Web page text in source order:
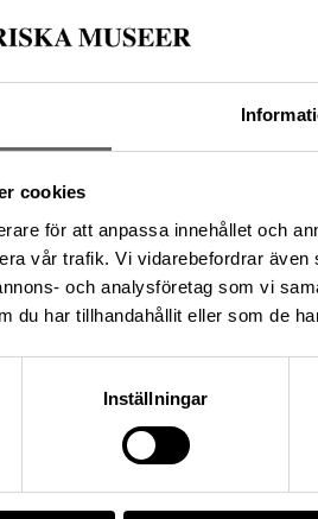
cookies
för att anpassa innehållet och
vår trafik. Vi vidarebefordrar
och analysföretag som vi
du har tillhandahållit eller som de
Inställningar
34 (Hävernick, Walter)
Socken: Hejde socken,
Gotland, Land: Sverige
Historiska museet
ABEF-473E-8E13-
enligt licensen CC0.